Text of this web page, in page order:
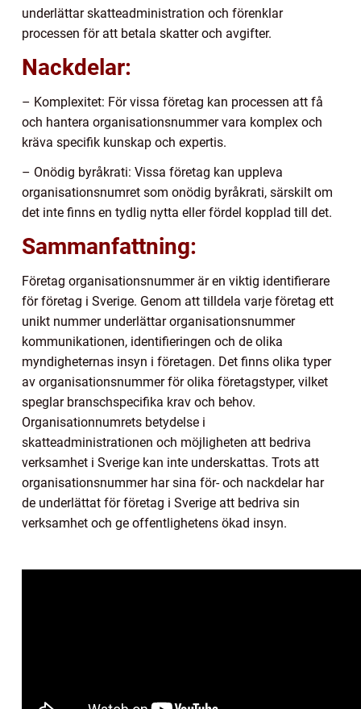
underlättar skatteadministration och förenklar
processen för att betala skatter och avgifter.
Nackdelar:
– Komplexitet: För vissa företag kan processen att få
och hantera organisationsnummer vara komplex och
kräva specifik kunskap och expertis.
– Onödig byråkrati: Vissa företag kan uppleva
organisationsnumret som onödig byråkrati, särskilt om
det inte finns en tydlig nytta eller fördel kopplad till det.
Sammanfattning:
Företag organisationsnummer är en viktig identifierare
för företag i Sverige. Genom att tilldela varje företag ett
unikt nummer underlättar organisationsnummer
kommunikationen, identifieringen och de olika
myndigheternas insyn i företagen. Det finns olika typer
av organisationsnummer för olika företagstyper, vilket
speglar branschspecifika krav och behov.
Organisationnumrets betydelse i
skatteadministrationen och möjligheten att bedriva
verksamhet i Sverige kan inte underskattas. Trots att
organisationsnummer har sina för- och nackdelar har
de underlättat för företag i Sverige att bedriva sin
verksamhet och ge offentlighetens ökad insyn.